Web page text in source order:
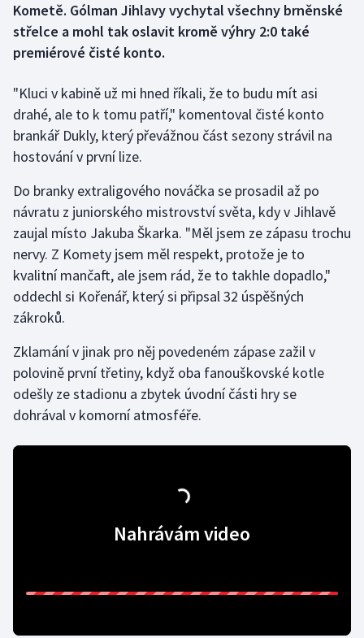
Curling
Florbal
Futsal
Golf
Gymnastika
Házená
Jezdectví
Judo
Krasobruslení
Lezení
Kometě. Gólman Jihlavy vychytal všechny brněnské
střelce a mohl tak oslavit kromě výhry 2:0 také
premiérové čisté konto.
"Kluci v kabině už mi hned říkali, že to budu mít asi
drahé, ale to k tomu patří," komentoval čisté konto
brankář Dukly, který převážnou část sezony strávil na
hostování v první lize.
Do branky extraligového nováčka se prosadil až po
návratu z juniorského mistrovství světa, kdy v Jihlavě
zaujal místo Jakuba Škarka. "Měl jsem ze zápasu trochu
nervy. Z Komety jsem měl respekt, protože je to
kvalitní mančaft, ale jsem rád, že to takhle dopadlo,"
oddechl si Kořenář, který si připsal 32 úspěšných
zákroků.
Zklamání v jinak pro něj povedeném zápase zažil v
polovině první třetiny, když oba fanouškovské kotle
odešly ze stadionu a zbytek úvodní části hry se
dohrával v komorní atmosféře.
Nahrávám video